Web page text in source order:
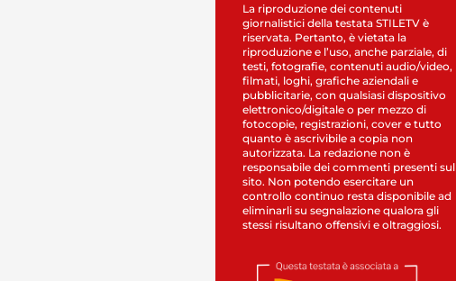
La riproduzione dei contenuti
giornalistici della testata STILETV è
riservata. Pertanto, è vietata la
riproduzione e l’uso, anche parziale, di
testi, fotografie, contenuti audio/video,
filmati, loghi, grafiche aziendali e
pubblicitarie, con qualsiasi dispositivo
elettronico/digitale o per mezzo di
fotocopie, registrazioni, cover e tutto
quanto è ascrivibile a copia non
autorizzata. La redazione non è
responsabile dei commenti presenti sul
sito. Non potendo esercitare un
controllo continuo resta disponibile ad
eliminarli su segnalazione qualora gli
stessi risultano offensivi e oltraggiosi.